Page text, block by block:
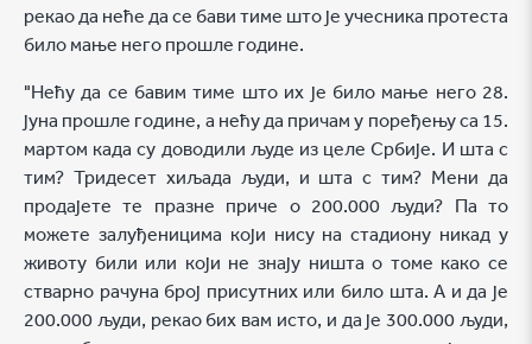
рекао да неће да се бави тиме што је учесника протеста
било мање него прошле године.
"Нећу да се бавим тиме што их је било мање него 28.
јуна прошле године, а нећу да причам у поређењу са 15.
мартом када су доводили људе из целе Србије. И шта с
тим? Тридесет хиљада људи, и шта с тим? Мени да
продајете те празне приче о 200.000 људи? Па то
можете залуђеницима који нису на стадиону никад у
животу били или који не знају ништа о томе како се
стварно рачуна број присутних или било шта. А и да је
200.000 људи, рекао бих вам исто, и да је 300.000 људи,